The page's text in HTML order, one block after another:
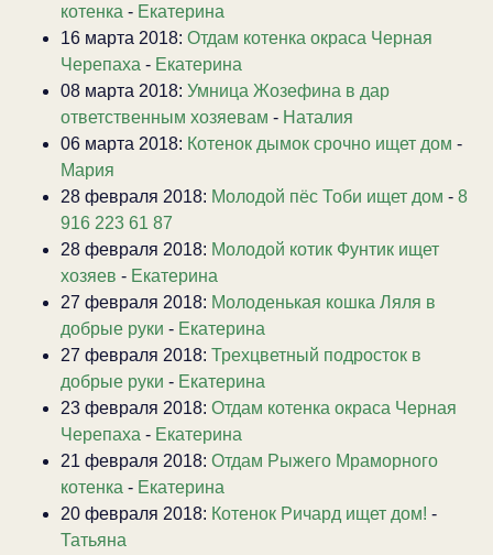
котенка - Екатерина
16 марта 2018: Отдам котенка окраса Черная
Черепаха - Екатерина
08 марта 2018: Умница Жозефина в дар
ответственным хозяевам - Наталия
06 марта 2018: Котенок дымок срочно ищет дом -
Мария
28 февраля 2018: Молодой пёс Тоби ищет дом - 8
916 223 61 87
28 февраля 2018: Молодой котик Фунтик ищет
хозяев - Екатерина
27 февраля 2018: Молоденькая кошка Ляля в
добрые руки - Екатерина
27 февраля 2018: Трехцветный подросток в
добрые руки - Екатерина
23 февраля 2018: Отдам котенка окраса Черная
Черепаха - Екатерина
21 февраля 2018: Отдам Рыжего Мраморного
котенка - Екатерина
20 февраля 2018: Котенок Ричард ищет дом! -
Татьяна